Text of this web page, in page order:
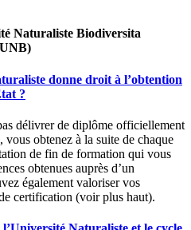
Naturaliste Biodiversita
donne droit à l’obtention
?
délivrer de diplôme officiellement
obtenez à la suite de chaque
de fin de formation qui vous
obtenues auprès d’un
également valoriser vos
certification (voir plus haut).